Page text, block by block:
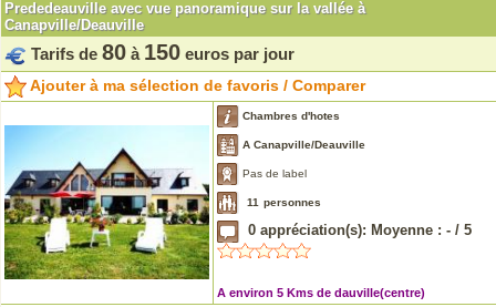
Prededeauville avec vue panoramique sur la vallée à
Canapville/Deauville
Tarifs de 80 à 150 euros par jour
Ajouter à ma sélection de favoris / Comparer
Chambres d'hotes
A Canapville/Deauville
Pas de label
11 personnes
0 appréciation(s): Moyenne : - / 5
A environ 5 Kms de dauville(centre)